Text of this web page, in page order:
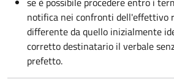
notifica nei confronti dell'effettivo
differente da quello inizialmente
corretto destinatario il verbale
prefetto.